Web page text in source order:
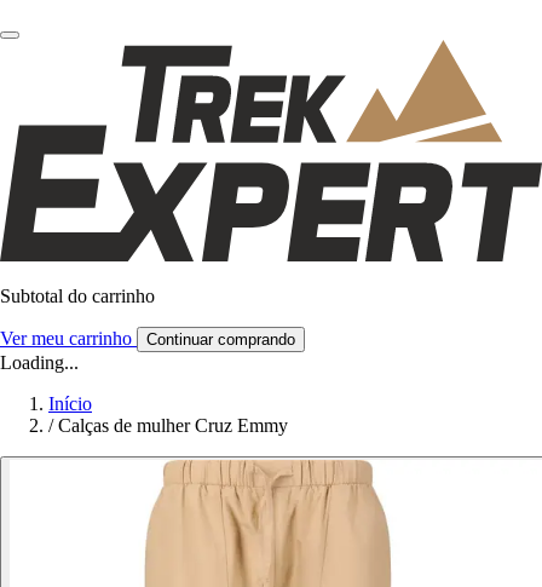
Subtotal do carrinho
Ver meu carrinho Continuar comprando
Loading...
Início
/ Calças de mulher Cruz Emmy